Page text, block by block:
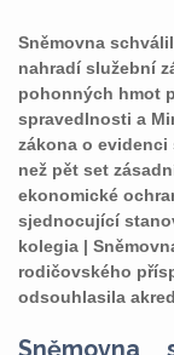
Sněmovna
nahradí služební
pohonných hmot
spravedlnosti a
zákona o evidenci
než pět set
ekonomické
sjednocující
kolegia |
rodičovského
odsouhlasila